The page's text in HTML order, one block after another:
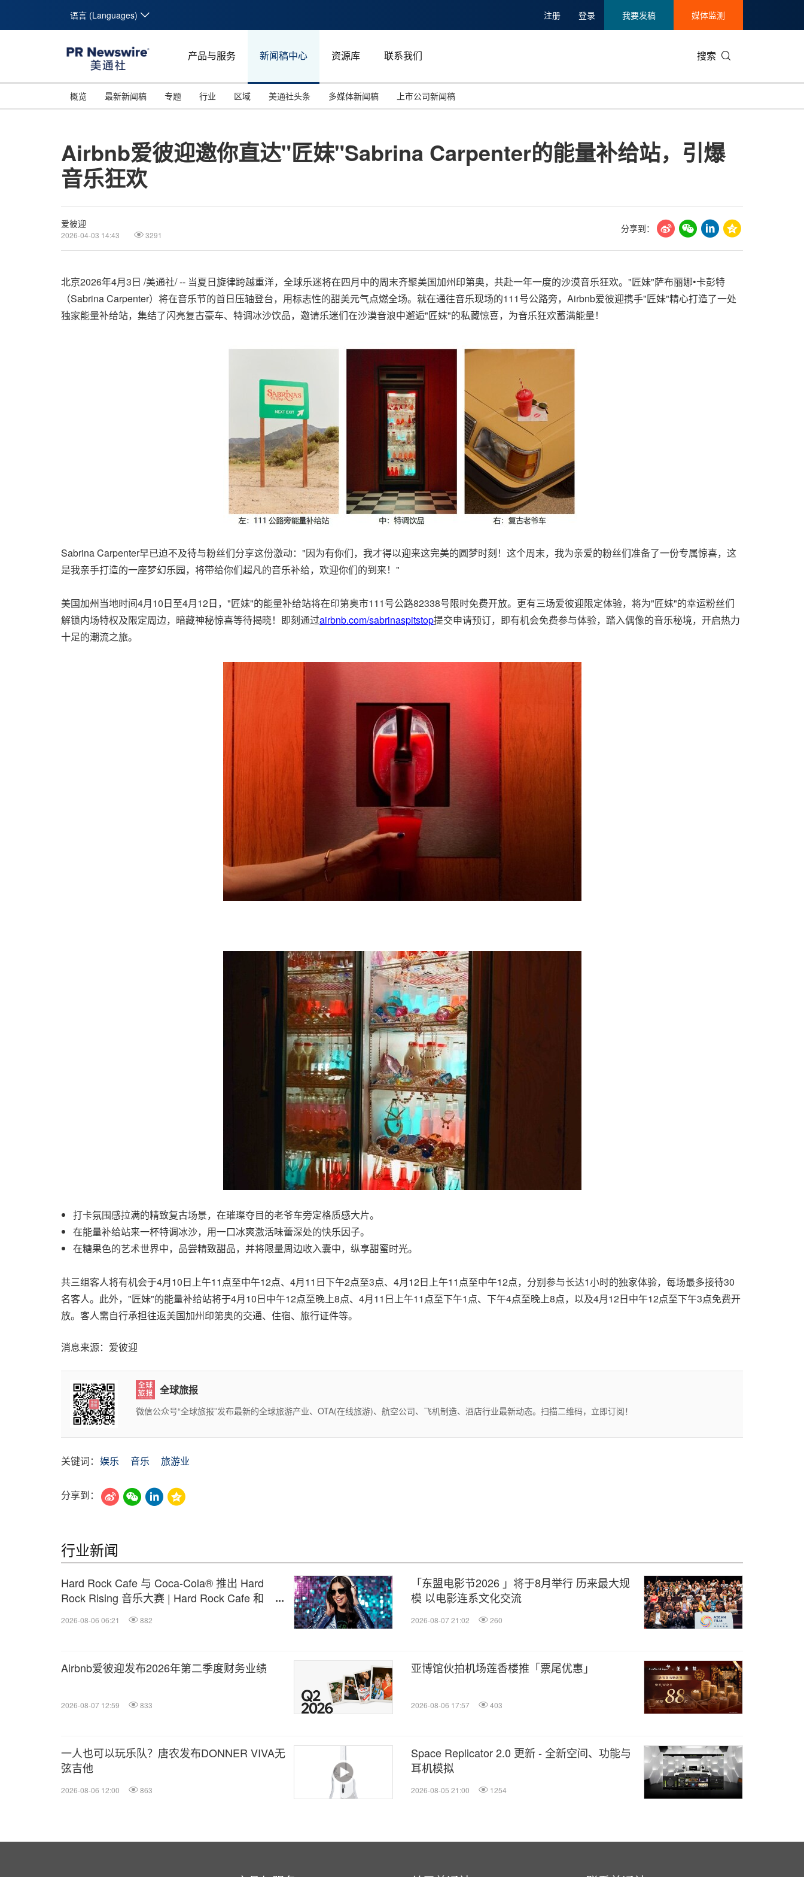
语言 (Languages) 注册 登录 我要发稿 媒体监测
产品与服务 新闻稿中心 资源库 联系我们 搜索
概览 最新新闻稿 专题
投资并购
碳中和
行业
能源化工与环保
娱乐时尚与艺术
区域
马来西亚
新加坡
美通社头条 多媒体新闻稿 上市公司新闻稿
Airbnb爱彼迎邀你直达"匠妹"Sabrina Carpenter的能量补给站，引爆
音乐狂欢
爱彼迎
2026-04-03 14:43 3291
分享到：
北京2026年4月3日 /美通社/ -- 当夏日旋律跨越重洋，全球乐迷将在四月中的周末齐聚美国加州印第奥，共赴一年一度的沙漠音乐狂欢。"匠妹"萨布丽娜•卡彭特
（Sabrina Carpenter）将在音乐节的首日压轴登台，用标志性的甜美元气点燃全场。就在通往音乐现场的111号公路旁，Airbnb爱彼迎携手"匠妹"精心打造了一处
独家能量补给站，集结了闪亮复古豪车、特调冰沙饮品，邀请乐迷们在沙漠音浪中邂逅"匠妹"的私藏惊喜，为音乐狂欢蓄满能量！
Sabrina Carpenter早已迫不及待与粉丝们分享这份激动："因为有你们，我才得以迎来这完美的圆梦时刻！这个周末，我为亲爱的粉丝们准备了一份专属惊喜，这
是我亲手打造的一座梦幻乐园，将带给你们超凡的音乐补给，欢迎你们的到来！"
美国加州当地时间4月10日至4月12日，"匠妹"的能量补给站将在印第奥市111号公路82338号限时免费开放。更有三场爱彼迎限定体验，将为"匠妹"的幸运粉丝们
解锁内场特权及限定周边，暗藏神秘惊喜等待揭晓！即刻通过airbnb.com/sabrinaspitstop提交申请预订，即有机会免费参与体验，踏入偶像的音乐秘境，开启热力
十足的潮流之旅。
打卡氛围感拉满的精致复古场景，在璀璨夺目的老爷车旁定格质感大片。
在能量补给站来一杯特调冰沙，用一口冰爽激活味蕾深处的快乐因子。
在糖果色的艺术世界中，品尝精致甜品，并将限量周边收入囊中，纵享甜蜜时光。
共三组客人将有机会于4月10日上午11点至中午12点、4月11日下午2点至3点、4月12日上午11点至中午12点，分别参与长达1小时的独家体验，每场最多接待30
名客人。此外，"匠妹"的能量补给站将于4月10日中午12点至晚上8点、4月11日上午11点至下午1点、下午4点至晚上8点，以及4月12日中午12点至下午3点免费开
放。客人需自行承担往返美国加州印第奥的交通、住宿、旅行证件等。
消息来源：爱彼迎
全球旅报
微信公众号“全球旅报”发布最新的全球旅游产业、OTA(在线旅游)、航空公司、飞机制造、酒店行业最新动态。扫描二维码，立即订阅！
关键词： 娱乐 音乐 旅游业
分享到：
行业新闻
Hard Rock Cafe 与 Coca-Cola® 推出 Hard
Rock Rising 音乐大赛 | Hard Rock Cafe 和
2026-08-06 06:21 882
「东盟电影节2026 」将于8月举行 历来最大规
模 以电影连系文化交流
2026-08-07 21:02 260
Airbnb爱彼迎发布2026年第二季度财务业绩
2026-08-07 12:59 833
亚博馆伙拍机场莲香楼推「票尾优惠」
2026-08-06 17:57 403
一人也可以玩乐队？唐农发布DONNER VIVA无
弦吉他
2026-08-06 12:00 863
Space Replicator 2.0 更新 - 全新空间、功能与
耳机模拟
2026-08-05 21:00 1254